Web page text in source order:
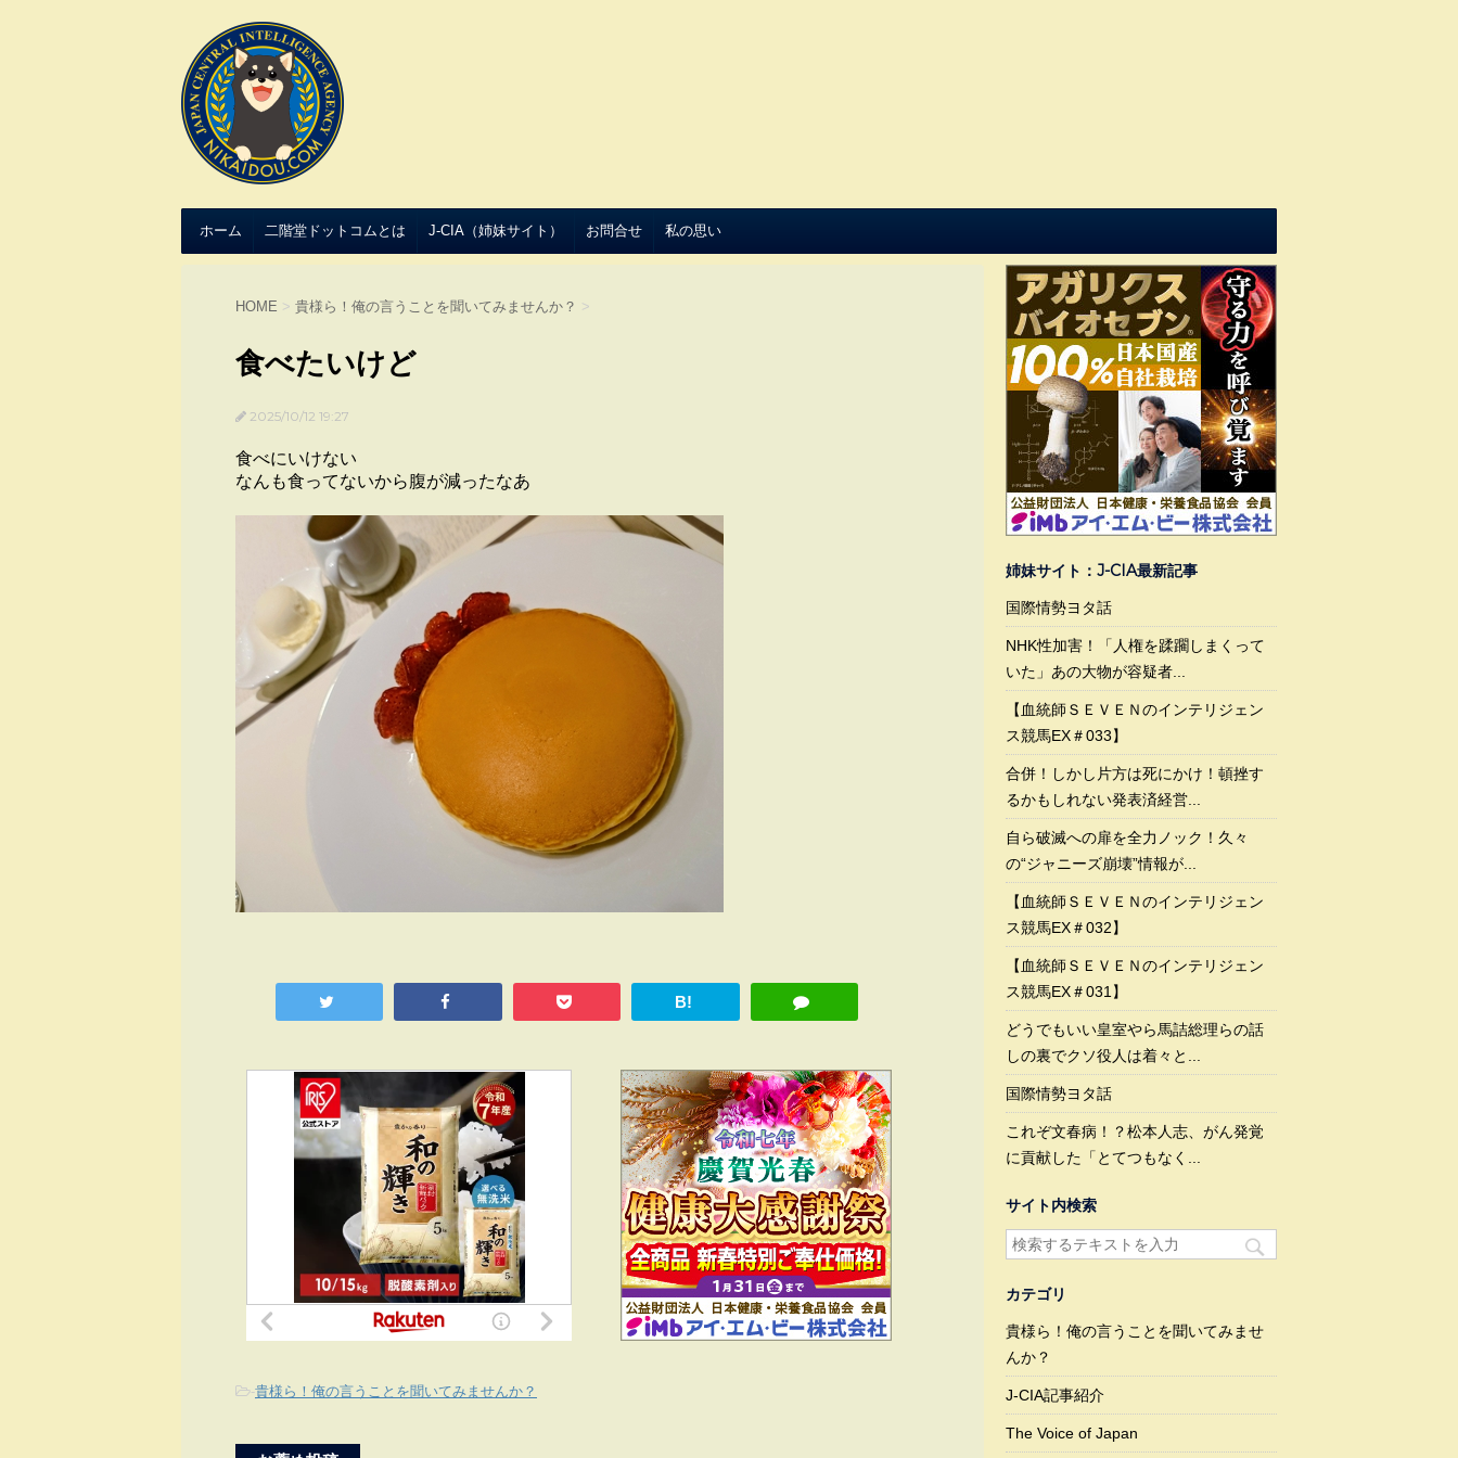
ホーム 二階堂ドットコムとは J-CIA（姉妹サイト） お問合せ 私の思い
HOME > 貴様ら！俺の言うことを聞いてみませんか？ >
食べたいけど
2025/10/12 19:27
食べにいけない
なんも食ってないから腹が減ったなあ
B!
-貴様ら！俺の言うことを聞いてみませんか？
姉妹サイト：J-CIA最新記事
国際情勢ヨタ話
NHK性加害！「人権を蹂躙しまくって
いた」あの大物が容疑者...
【血統師ＳＥＶＥＮのインテリジェン
ス競馬EX＃033】
合併！しかし片方は死にかけ！頓挫す
るかもしれない発表済経営...
自ら破滅への扉を全力ノック！久々
の“ジャニーズ崩壊”情報が...
【血統師ＳＥＶＥＮのインテリジェン
ス競馬EX＃032】
【血統師ＳＥＶＥＮのインテリジェン
ス競馬EX＃031】
どうでもいい皇室やら馬詰総理らの話
しの裏でクソ役人は着々と...
国際情勢ヨタ話
これぞ文春病！？松本人志、がん発覚
に貢献した「とてつもなく...
サイト内検索
カテゴリ
貴様ら！俺の言うことを聞いてみませ
んか？
J-CIA記事紹介
The Voice of Japan